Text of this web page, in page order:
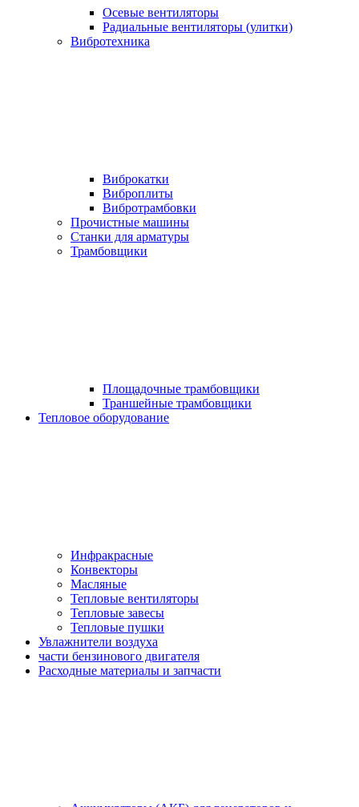
Осевые вентиляторы
Радиальные вентиляторы (улитки)
Вибротехника
Виброкатки
Виброплиты
Вибротрамбовки
Прочистные машины
Станки для арматуры
Трамбовщики
Площадочные трамбовщики
Траншейные трамбовщики
Тепловое оборудование
Инфракрасные
Конвекторы
Масляные
Тепловые вентиляторы
Тепловые завесы
Тепловые пушки
Увлажнители воздуха
части бензинового двигателя
Расходные материалы и запчасти